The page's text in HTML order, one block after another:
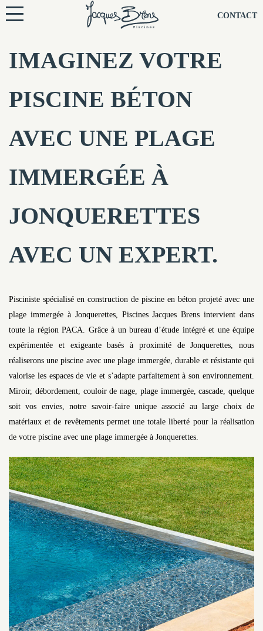
CONTACT
IMAGINEZ VOTRE
PISCINE BÉTON
AVEC UNE PLAGE
IMMERGÉE À
JONQUERETTES
AVEC UN EXPERT.
Pisciniste spécialisé en construction de piscine en béton projeté avec une
plage immergée à Jonquerettes, Piscines Jacques Brens intervient dans
toute la région PACA. Grâce à un bureau d’étude intégré et une équipe
expérimentée et exigeante basés à proximité de Jonquerettes, nous
réaliserons une piscine avec une plage immergée, durable et résistante qui
valorise les espaces de vie et s’adapte parfaitement à son environnement.
Miroir, débordement, couloir de nage, plage immergée, cascade, quelque
soit vos envies, notre savoir-faire unique associé au large choix de
matériaux et de revêtements permet une totale liberté pour la réalisation
de votre piscine avec une plage immergée à Jonquerettes.
NOS PISCINES
NOTRE TECHNIQUE
NOS CONSEILS
NOS AGENCES
CONTACTEZ-NOUS